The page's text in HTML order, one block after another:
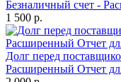
Безналичный счет -
1 500 р.
Долг перед
Расширенный Отчет